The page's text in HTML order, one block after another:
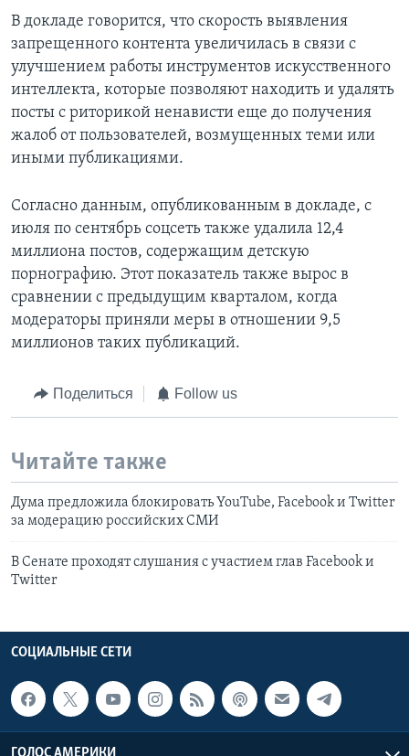
В докладе говорится, что скорость выявления
запрещенного контента увеличилась в связи с
улучшением работы инструментов искусственного
интеллекта, которые позволяют находить и удалять
посты с риторикой ненависти еще до получения
жалоб от пользователей, возмущенных теми или
иными публикациями.
Согласно данным, опубликованным в докладе, с
июля по сентябрь соцсеть также удалила 12,4
миллиона постов, содержащим детскую
порнографию. Этот показатель также вырос в
сравнении с предыдущим кварталом, когда
модераторы приняли меры в отношении 9,5
миллионов таких публикаций.
Поделиться Follow us
Читайте также
Дума предложила блокировать YouTube, Facebook и Twitter
за модерацию российских СМИ
В Сенате проходят слушания с участием глав Facebook и
Twitter
СОЦИАЛЬНЫЕ СЕТИ
ГОЛОС АМЕРИКИ